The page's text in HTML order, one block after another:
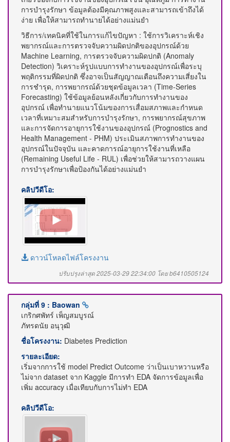
การบำรุงรักษา ข้อมูลต้องมีคุณภาพสูงและสามารถเข้าถึงได้
ง่าย เพื่อให้สามารถทำนายได้อย่างแม่นยำ
วิธีการ/เทคนิคที่ใช้ในการแก้ไขปัญหา : ใช้การวิเคราะห์เชิง
พยากรณ์และการตรวจจับความผิดปกติของอุปกรณ์ด้วย
Machine Learning, การตรวจจับความผิดปกติ (Anomaly
Detection) วิเคราะห์รูปแบบการทำงานของอุปกรณ์เพื่อระบุ
พฤติกรรมที่ผิดปกติ ซึ่งอาจเป็นสัญญาณเตือนถึงความเสี่ยงใน
การชำรุด, การพยากรณ์ด้วยชุดข้อมูลเวลา (Time-Series
Forecasting) ใช้ข้อมูลย้อนหลังเกี่ยวกับการทำงานของ
อุปกรณ์ เพื่อทำนายแนวโน้มของการเสื่อมสภาพและกำหนด
เวลาที่เหมาะสมสำหรับการบำรุงรักษา, การพยากรณ์สุขภาพ
และการจัดการอายุการใช้งานของอุปกรณ์ (Prognostics and
Health Management - PHM) ประเมินสภาพการทำงานของ
อุปกรณ์ในปัจจุบัน และคาดการณ์อายุการใช้งานที่เหลือ
(Remaining Useful Life - RUL) เพื่อช่วยให้สามารถวางแผน
การบำรุงรักษาเพื่อป้องกันได้อย่างแม่นยำ
คลิปวีดีโอ:
ดาวน์โหลดไฟล์โครงงาน
ปรับปรุงล่าสุด 2025-03-29 22:34:00 โดย b6410505124
กลุ่มที่ 9 : Baowan
เกริกศพัทร์ เพ็ญสมบูรณ์
ภัทรดนัย อนุวุฒิ
ชื่อโครงงาน: Diabetes Prediction
รายละเอียด:
เริ่มจากการใช้ model Predict Outcome ว่าเป็นเบาหวานหรือ
ไม่จาก dataset จาก Kaggle มีการทํา EDA จัดการข้อมูลเพื่อ
เพิ่ม accuracy เมื่อเทียบกับการไม่ทํา EDA
คลิปวีดีโอ: